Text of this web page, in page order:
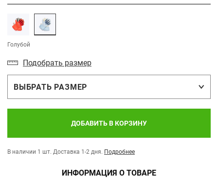
Голубой
Подобрать размер
ВЫБРАТЬ РАЗМЕР
ДОБАВИТЬ В КОРЗИНУ
В наличии 1 шт. Доставка 1-2 дня. Подробнее
ИНФОРМАЦИЯ О ТОВАРЕ